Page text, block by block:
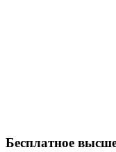
Бесплатное